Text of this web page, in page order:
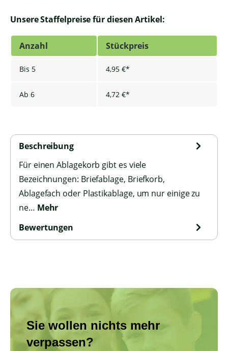
Unsere Staffelpreise für diesen Artikel:
Anzahl Stückpreis
Bis 5 4,95 €*
Ab 6 4,72 €*
Beschreibung
Für einen Ablagekorb gibt es viele
Bezeichnungen: Briefablage, Briefkorb,
Ablagefach oder Plastikablage, um nur einige zu
ne… Mehr
Bewertungen
Sie wollen nichts mehr
verpassen?